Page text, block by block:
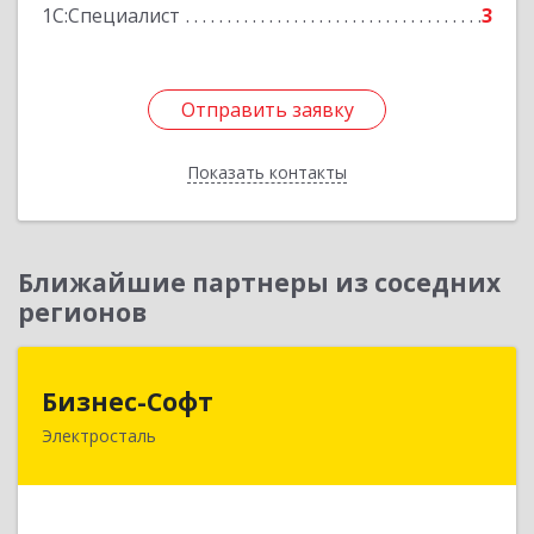
1С:Специалист 3
Отправить заявку
Показать контакты
Отправить заявку
Назад
Ближайшие партнеры из соседних
регионов
Бизнес-Софт
Электросталь
144000, Московская обл, Электросталь г, Карла